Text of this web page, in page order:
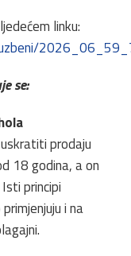
linku:
se:
prodaju
18 godina, a on
principi
i na